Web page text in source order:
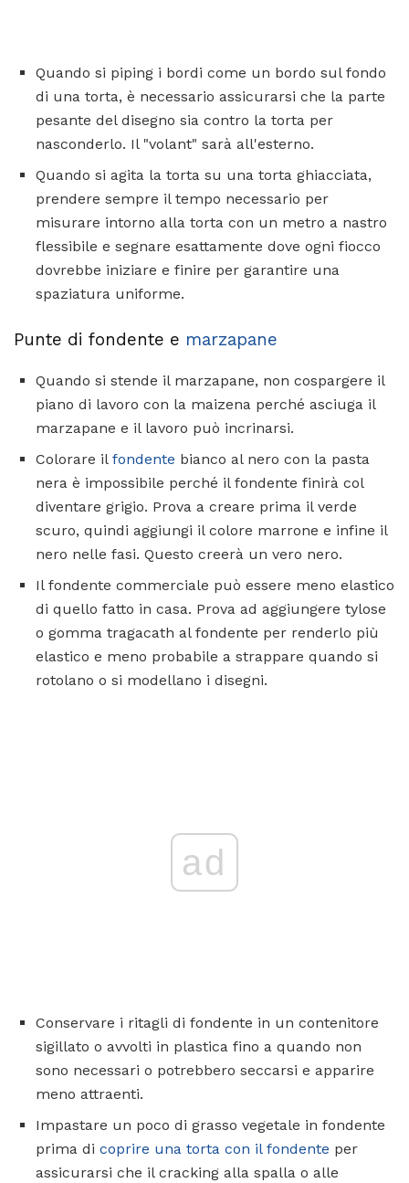
Quando si piping i bordi come un bordo sul fondo
di una torta, è necessario assicurarsi che la parte
pesante del disegno sia contro la torta per
nasconderlo. Il "volant" sarà all'esterno.
Quando si agita la torta su una torta ghiacciata,
prendere sempre il tempo necessario per
misurare intorno alla torta con un metro a nastro
flessibile e segnare esattamente dove ogni fiocco
dovrebbe iniziare e finire per garantire una
spaziatura uniforme.
Punte di fondente e marzapane
Quando si stende il marzapane, non cospargere il
piano di lavoro con la maizena perché asciuga il
marzapane e il lavoro può incrinarsi.
Colorare il fondente bianco al nero con la pasta
nera è impossibile perché il fondente finirà col
diventare grigio. Prova a creare prima il verde
scuro, quindi aggiungi il colore marrone e infine il
nero nelle fasi. Questo creerà un vero nero.
Il fondente commerciale può essere meno elastico
di quello fatto in casa. Prova ad aggiungere tylose
o gomma tragacath al fondente per renderlo più
elastico e meno probabile a strappare quando si
rotolano o si modellano i disegni.
ad
Conservare i ritagli di fondente in un contenitore
sigillato o avvolti in plastica fino a quando non
sono necessari o potrebbero seccarsi e apparire
meno attraenti.
Impastare un poco di grasso vegetale in fondente
prima di coprire una torta con il fondente per
assicurarsi che il cracking alla spalla o alle